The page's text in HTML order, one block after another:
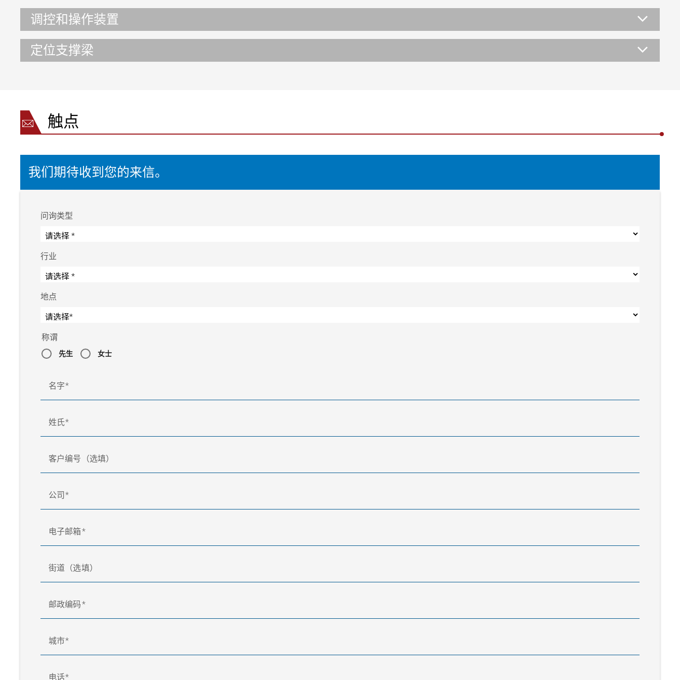
调控和操作装置
定位支撑梁
触点
我们期待收到您的来信。
问询类型
行业
地点
称谓
先生 女士
名字
姓氏
客户编号（选填）
公司
电子邮箱
街道（选填）
邮政编码
城市
电话